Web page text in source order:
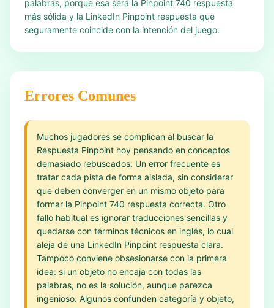
palabras, porque esa será la Pinpoint 740 respuesta
más sólida y la LinkedIn Pinpoint respuesta que
seguramente coincide con la intención del juego.
Errores Comunes
Muchos jugadores se complican al buscar la
Respuesta Pinpoint hoy pensando en conceptos
demasiado rebuscados. Un error frecuente es
tratar cada pista de forma aislada, sin considerar
que deben converger en un mismo objeto para
formar la Pinpoint 740 respuesta correcta. Otro
fallo habitual es ignorar traducciones sencillas y
quedarse con términos técnicos en inglés, lo cual
aleja de una LinkedIn Pinpoint respuesta clara.
Tampoco conviene obsesionarse con la primera
idea: si un objeto no encaja con todas las
palabras, no es la solución, aunque parezca
ingenioso. Algunos confunden categoría y objeto,